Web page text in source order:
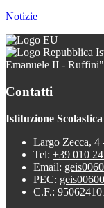
Notizie
Emanuele II - Ruffini"
Contatti
Istituzione
Largo Zecca, 4
Tel: +39 010
Email:
PEC:
C.F.: